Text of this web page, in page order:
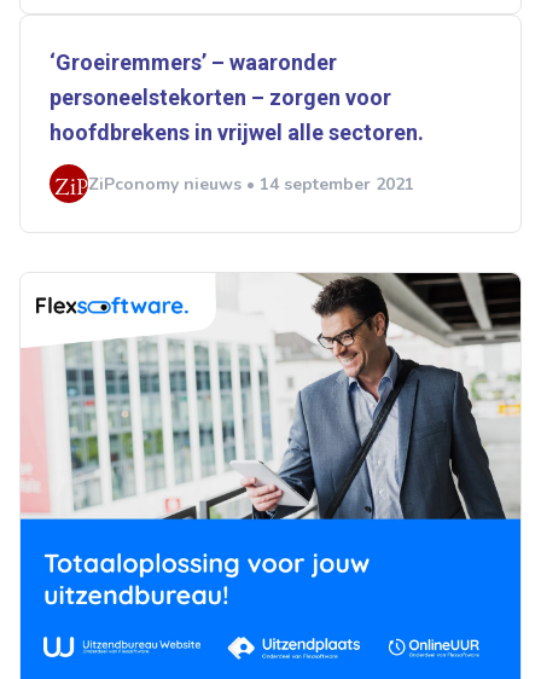
‘Groeiremmers’ – waaronder
personeelstekorten – zorgen voor
hoofdbrekens in vrijwel alle sectoren.
ZiPconomy nieuws • 14 september 2021